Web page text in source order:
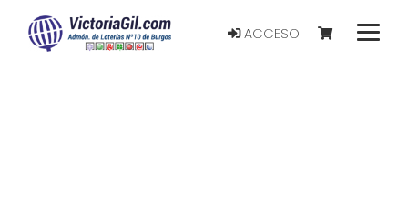
ACCESO